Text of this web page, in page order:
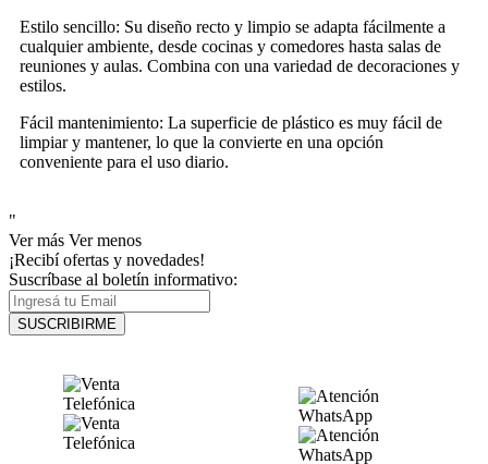
Estilo sencillo: Su diseño recto y limpio se adapta fácilmente a
cualquier ambiente, desde cocinas y comedores hasta salas de
reuniones y aulas. Combina con una variedad de decoraciones y
estilos.
Fácil mantenimiento: La superficie de plástico es muy fácil de
limpiar y mantener, lo que la convierte en una opción
conveniente para el uso diario.
"
Ver más Ver menos
¡Recibí ofertas y novedades!
Suscríbase al boletín informativo:
SUSCRIBIRME